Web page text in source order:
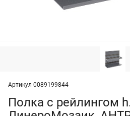
Артикул 0089199844
Полка с рейлингом